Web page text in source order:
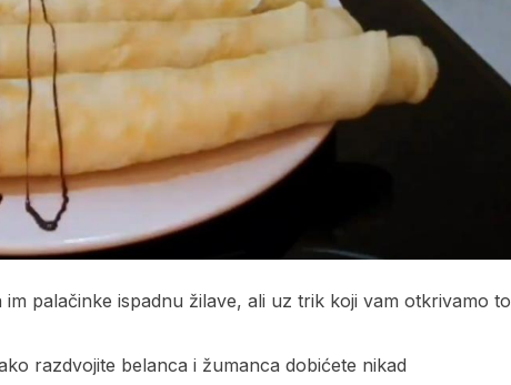
palačinke ispadnu žilave, ali uz trik koji vam otkrivamo to
razdvojite belanca i žumanca dobićete nikad